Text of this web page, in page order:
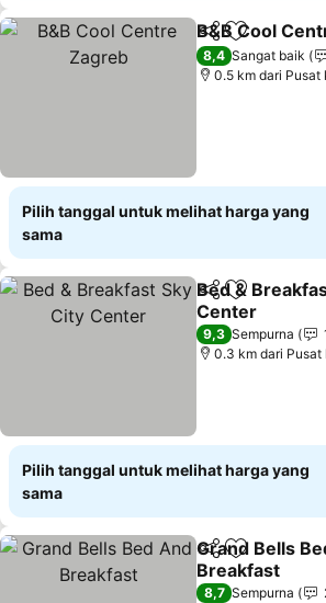
Bagikan
B&B Cool
8,4 Sangat baik
0.5 km dari Pusat
Pilih tanggal untuk melihat harga yang
sama
Bagikan
Bed &
Center
9,3 Sempurna
0.3 km dari Pusat
Pilih tanggal untuk melihat harga yang
sama
Bagikan
Grand Bells
Breakfast
8,7 Sempurna